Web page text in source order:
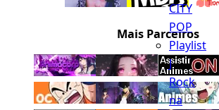
CITY
POP
Playlist
J
Rock
na
Mais Parceiros